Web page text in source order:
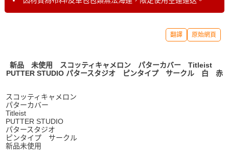
翻譯 原始網頁
新品 未使用 スコッティキャメロン パターカバー Titleist
PUTTER STUDIO パタースタジオ ピンタイプ サークル 白 赤
スコッティキャメロン
パターカバー
Titleist
PUTTER STUDIO
パタースタジオ
ピンタイプ サークル
新品未使用